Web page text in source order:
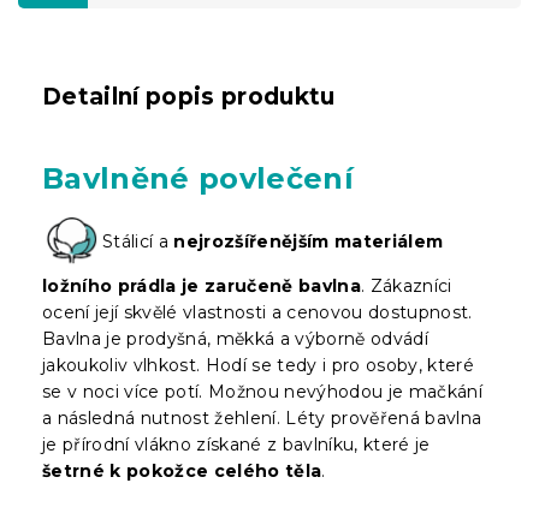
Detailní popis produktu
Bavlněné povlečení
Stálicí a nejrozšířenějším materiálem
ložního prádla je zaručeně bavlna. Zákazníci
ocení její skvělé vlastnosti a cenovou dostupnost.
Bavlna je prodyšná, měkká a výborně odvádí
jakoukoliv vlhkost. Hodí se tedy i pro osoby, které
se v noci více potí. Možnou nevýhodou je mačkání
a následná nutnost žehlení. Léty prověřená bavlna
je přírodní vlákno získané z bavlníku, které je
šetrné k pokožce celého těla.